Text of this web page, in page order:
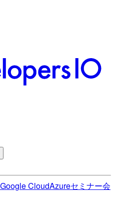
Google CloudAzureセミナー会